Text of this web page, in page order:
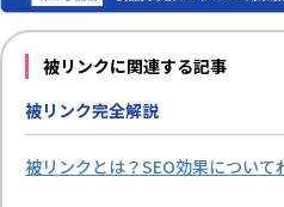
被リンクに関連する記事
被リンク完全解説
被リンクとは？SEO効果について